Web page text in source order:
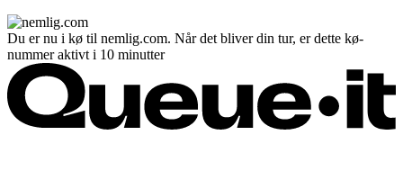
Du er nu i kø til nemlig.com. Når det bliver din tur, er dette kø-
nummer aktivt i 10 minutter